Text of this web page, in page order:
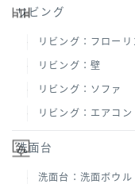
リビング
リビング：フローリ
リビング：壁
リビング：ソファ
リビング：エアコン
洗面台
洗面台：洗面ボウル